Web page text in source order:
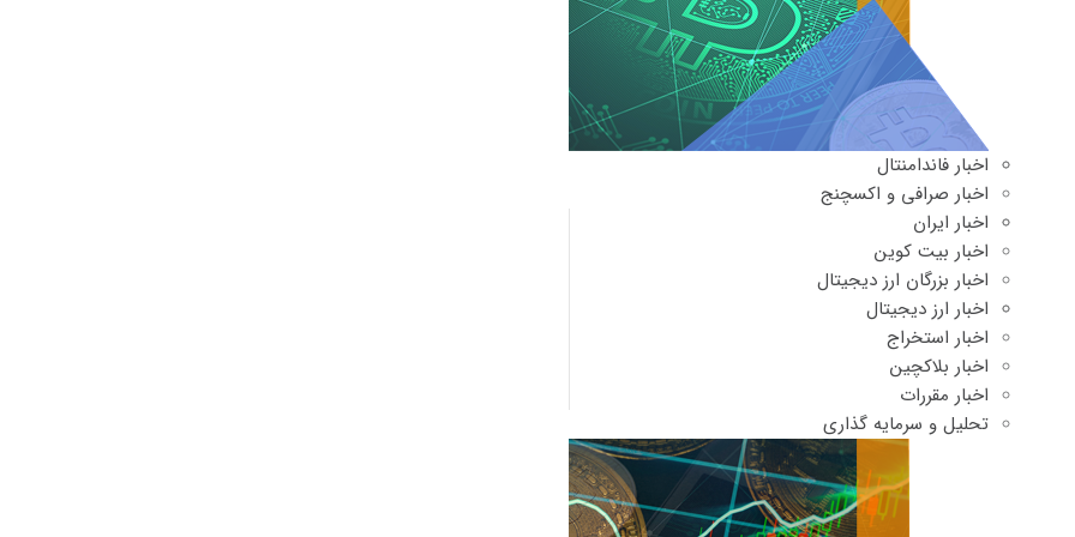
اخبار فاندامنتال
اخبار صرافی و اکسچنج
اخبار ایران
اخبار بیت کوین
اخبار بزرگان ارز دیجیتال
اخبار ارز دیجیتال
اخبار استخراج
اخبار بلاکچین
اخبار مقررات
تحلیل و سرمایه گذاری